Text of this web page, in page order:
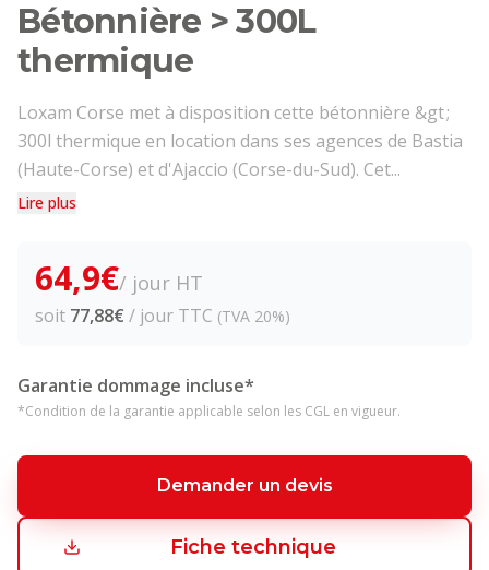
Bétonnière > 300L
thermique
Loxam Corse met à disposition cette bétonnière &gt ;
300l thermique en location dans ses agences de Bastia
(Haute-Corse) et d'Ajaccio (Corse-du-Sud). Cet...
Lire plus
64,9€/ jour HT
soit 77,88€ / jour TTC (TVA 20%)
Garantie dommage incluse*
*Condition de la garantie applicable selon les CGL en vigueur.
Demander un devis
Fiche technique